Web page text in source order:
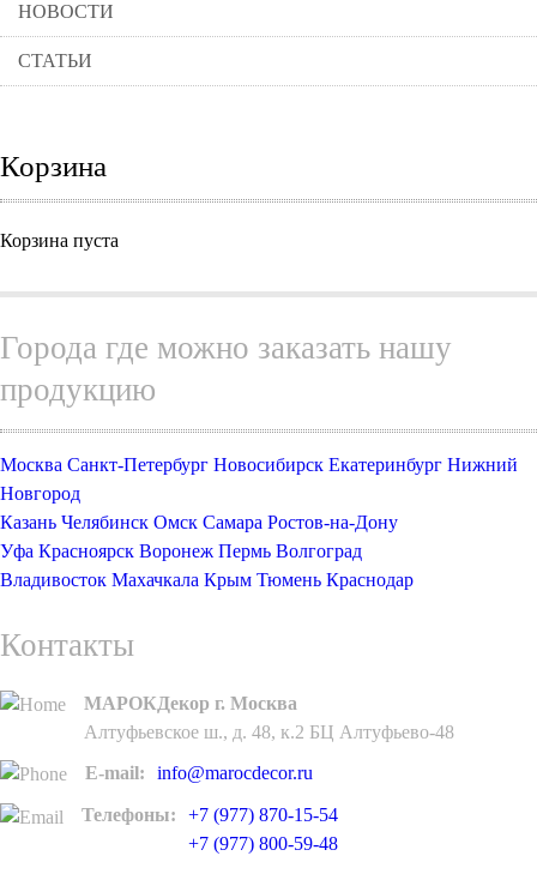
НОВОСТИ
СТАТЬИ
Корзина
Корзина пуста
Города где можно заказать нашу
продукцию
Москва Санкт-Петербург Новосибирск Екатеринбург Нижний
Новгород
Казань Челябинск Омск Самара Ростов-на-Дону
Уфа Красноярск Воронеж Пермь Волгоград
Владивосток Махачкала Крым Тюмень Краснодар
Контакты
МАРОКДекор г. Москва
Алтуфьевское ш., д. 48, к.2 БЦ Алтуфьево-48
E-mail:
info@marocdecor.ru
Телефоны:
+7 (977) 870-15-54
+7 (977) 800-59-48